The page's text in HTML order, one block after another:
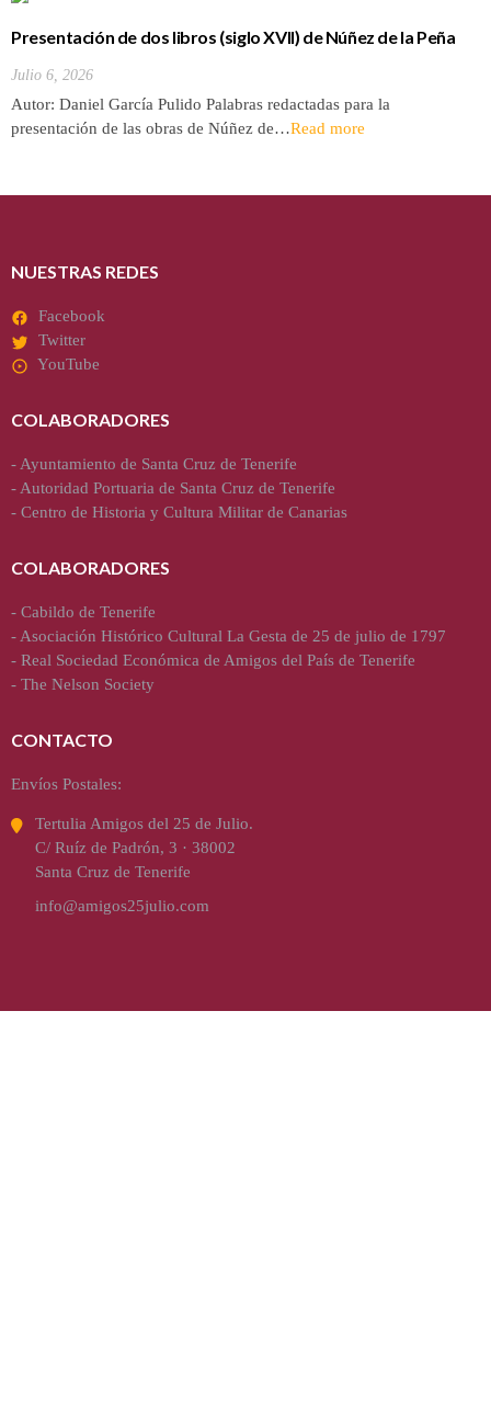
Presentación de dos libros (siglo XVII) de Núñez de la Peña
Julio 6, 2026
Autor: Daniel García Pulido Palabras redactadas para la
presentación de las obras de Núñez de…Read more
NUESTRAS REDES
Facebook
Twitter
YouTube
COLABORADORES
-Ayuntamiento de Santa Cruz de Tenerife
-Autoridad Portuaria de Santa Cruz de Tenerife
- Centro de Historia y Cultura Militar de Canarias
COLABORADORES
- Cabildo de Tenerife
-Asociación Histórico Cultural La Gesta de 25 de julio de 1797
- Real Sociedad Económica de Amigos del País de Tenerife
- The Nelson Society
CONTACTO
Envíos Postales:
Tertulia Amigos del 25 de Julio.
C/ Ruíz de Padrón, 3 · 38002
Santa Cruz de Tenerife
info@amigos25julio.com